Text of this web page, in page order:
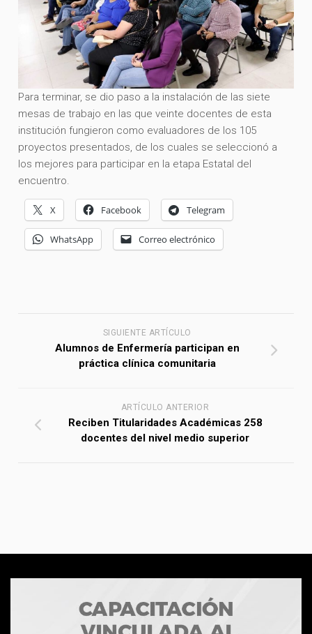
Para terminar, se dio paso a la instalación de las siete
mesas de trabajo en las que veinte docentes de esta
institución fungieron como evaluadores de los 105
proyectos presentados, de los cuales se seleccionó a
los mejores para participar en la etapa Estatal del
encuentro.
X Facebook Telegram
WhatsApp Correo electrónico
SIGUIENTE ARTÍCULO
Alumnos de Enfermería participan en
práctica clínica comunitaria
ARTÍCULO ANTERIOR
Reciben Titularidades Académicas 258
docentes del nivel medio superior